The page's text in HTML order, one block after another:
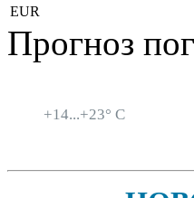
EUR
Прогноз
+14...+23° C